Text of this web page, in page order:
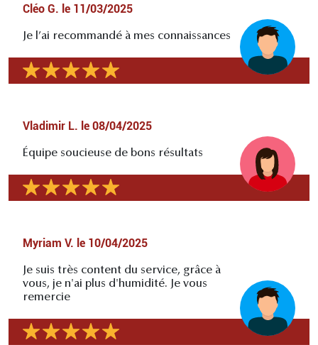
Cléo G. le 11/03/2025
Je l’ai recommandé à mes connaissances
Vladimir L. le 08/04/2025
Équipe soucieuse de bons résultats
Myriam V. le 10/04/2025
Je suis très content du service, grâce à
vous, je n'ai plus d'humidité. Je vous
remercie